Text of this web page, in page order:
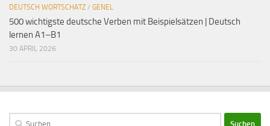
DEUTSCH WORTSCHATZ / GENEL
500 wichtigste deutsche Verben mit Beispielsätzen | Deutsch
lernen A1–B1
30 APRIL 2026
Suchen